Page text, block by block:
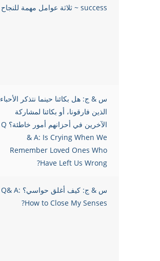
success ~ ثلاثة عوامل مهمة للنجاح
س & ج: هل بكائنا حينما نتذكر الأحباء
الذين فارقونا، أو بكائنا لمشاركة
الآخرين في أحزانهم أمور خاطئة؟ Q
& A: Is Crying When We
Remember Loved Ones Who
Have Left Us Wrong?
س & ج: كيف أغلق حواسي؟ Q& A:
How to Close My Senses?